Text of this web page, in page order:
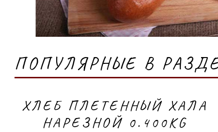
ПОПУЛЯРНЫЕ В
ХЛЕБ ПЛЕТЕННЫЙ ХАЛА
НАРЕЗНОЙ 0.400KG